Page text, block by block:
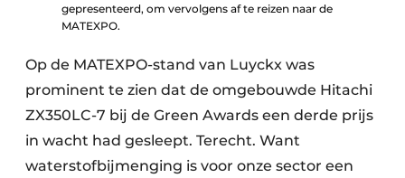
gepresenteerd, om vervolgens af te reizen naar de
MATEXPO.
Op de MATEXPO-stand van Luyckx was
prominent te zien dat de omgebouwde Hitachi
ZX350LC-7 bij de Green Awards een derde prijs
in wacht had gesleept. Terecht. Want
waterstofbijmenging is voor onze sector een